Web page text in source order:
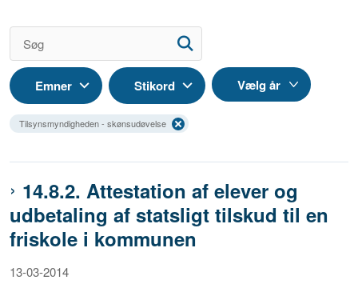
Emner Stikord
Tilsynsmyndigheden - skønsudøvelse
14.8.2. Attestation af elever og
udbetaling af statsligt tilskud til en
friskole i kommunen
13-03-2014